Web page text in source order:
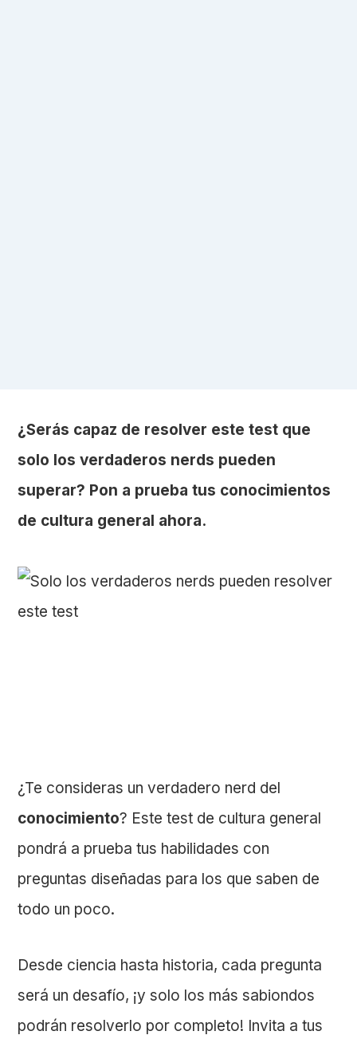
¿Serás capaz de resolver este test que
solo los verdaderos nerds pueden
superar? Pon a prueba tus conocimientos
de cultura general ahora.
¿Te consideras un verdadero nerd del
conocimiento? Este test de cultura general
pondrá a prueba tus habilidades con
preguntas diseñadas para los que saben de
todo un poco.
Desde ciencia hasta historia, cada pregunta
será un desafío, ¡y solo los más sabiondos
podrán resolverlo por completo! Invita a tus